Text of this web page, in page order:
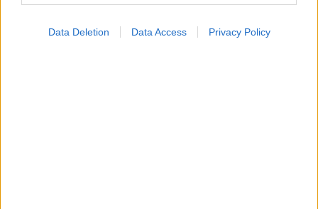
Data Deletion Data Access Privacy Policy
2025. július 30. 16:34
Küldés Küldés Messengeren